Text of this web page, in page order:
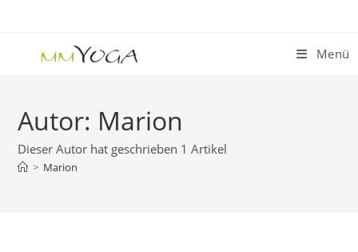
springen
Menü
Autor: Marion
Dieser Autor hat geschrieben 1 Artikel
> Marion